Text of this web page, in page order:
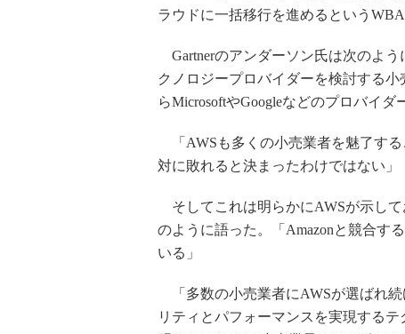
ラウドに一括移行を進めるという
Gartnerのアンダーソン氏は次のよ
クノロジープロバイダーを検討する
らMicrosoftやGoogleなどのプロバイダ
「AWSも多くの小売業者を魅了す
対に敗れると決まったわけではない」
そしてこれは明らかにAWSが示し
のように語った。「Amazonと競合す
いる」
「多数の小売業者にAWSが選ばれ
リティとパフォーマンスを実現する